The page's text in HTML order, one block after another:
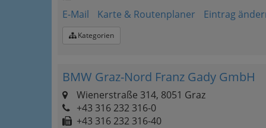
E-Mail
Karte & Routenplaner Eintrag
Kategorien
BMW Graz-Nord Franz Gady GmbH
Wienerstraße 314, 8051 Graz
+43 316 232 316-0
+43 316 232 316-40